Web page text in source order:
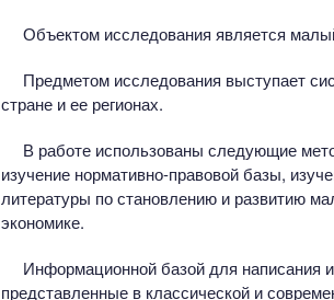
Объектом исследования является
Предметом исследования выступает
стране и ее регионах.
В работе использованы следующие
изучение нормативно-правовой базы,
литературы по становлению и развитию
экономике.
Информационной базой для написания
представленные в классической и